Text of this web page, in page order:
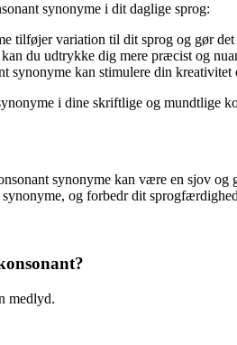
synonyme i dit daglige sprog:
tilføjer variation til dit sprog og gør det
du udtrykke dig mere præcist og
synonyme kan stimulere din kreativitet
i dine skriftlige og mundtlige
synonyme kan være en sjov og
og forbedr dit
medlyd.